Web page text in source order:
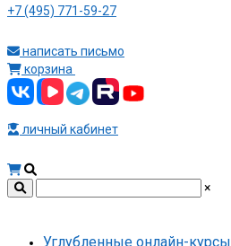
+7 (495) 771-59-27
написать письмо
корзина
личный кабинет
×
Углубленные онлайн-курсы